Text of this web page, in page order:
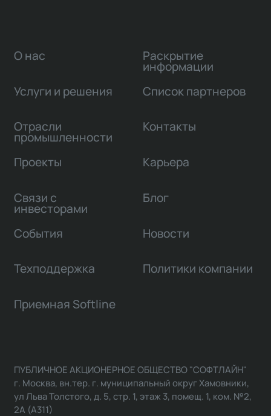
О нас
Услуги и решения
Отрасли
промышленности
Проекты
Связи с
инвесторами
Раскрытие
информации
Список партнеров
Контакты
Карьера
Блог
События Новости
Техподдержка Политики компании
Приемная Softline
ПУБЛИЧНОЕ АКЦИОНЕРНОЕ ОБЩЕСТВО "СОФТЛАЙН"
г. Москва, вн.тер. г. муниципальный округ Хамовники,
ул Льва Толстого, д. 5, стр. 1, этаж 3, помещ. 1, ком. №2,
2А (А311)